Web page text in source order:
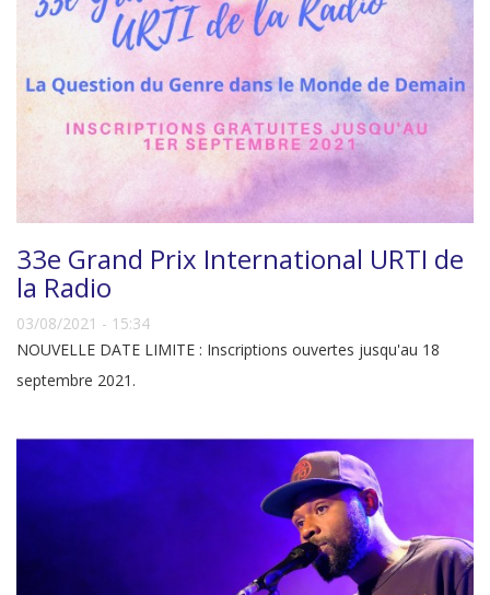
33e Grand Prix International URTI de
la Radio
03/08/2021 - 15:34
NOUVELLE DATE LIMITE : Inscriptions ouvertes jusqu'au 18
septembre 2021.